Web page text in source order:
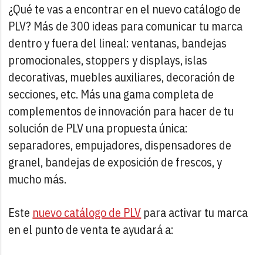
¿Qué te vas a encontrar en el nuevo catálogo de
PLV? Más de 300 ideas para comunicar tu marca
dentro y fuera del lineal: ventanas, bandejas
promocionales, stoppers y displays, islas
decorativas, muebles auxiliares, decoración de
secciones, etc. Más una gama completa de
complementos de innovación para hacer de tu
solución de PLV una propuesta única:
separadores, empujadores, dispensadores de
granel, bandejas de exposición de frescos, y
mucho más.
Este nuevo catálogo de PLV para activar tu marca
en el punto de venta te ayudará a: